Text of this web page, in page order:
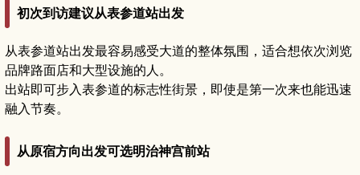
初次到访建议从表参道站出发
从表参道站出发最容易感受大道的整体氛围，适合想依次浏览
品牌路面店和大型设施的人。
出站即可步入表参道的标志性街景，即使是第一次来也能迅速
融入节奏。
从原宿方向出发可选明治神宫前站